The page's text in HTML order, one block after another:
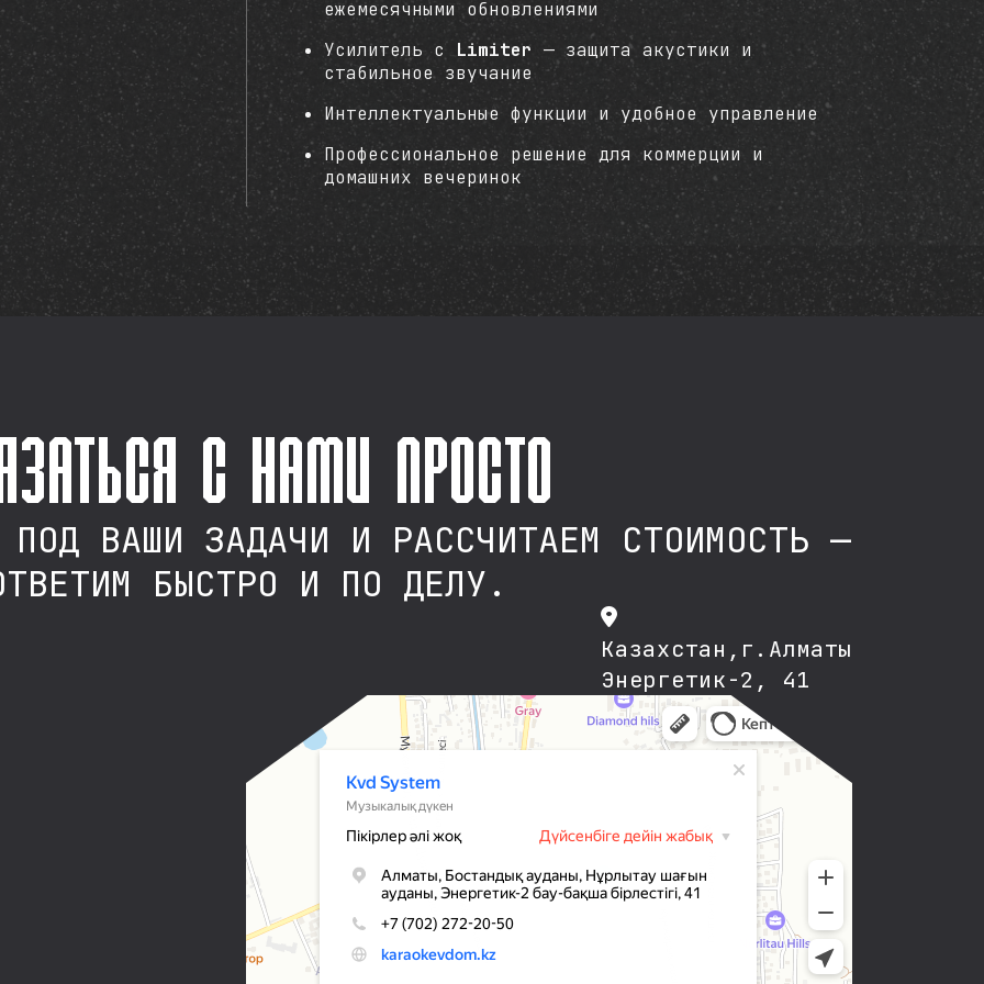
ежемесячными обновлениями
Усилитель с Limiter — защита акустики и
стабильное звучание
Интеллектуальные функции и удобное управление
Профессиональное решение для коммерции и
домашних вечеринок
с нами просто
ПОД ВАШИ ЗАДАЧИ И РАССЧИТАЕМ СТОИМОСТЬ —
БЫСТРО И ПО ДЕЛУ.
Казахстан,г.Алматы
Энергетик-2, 41